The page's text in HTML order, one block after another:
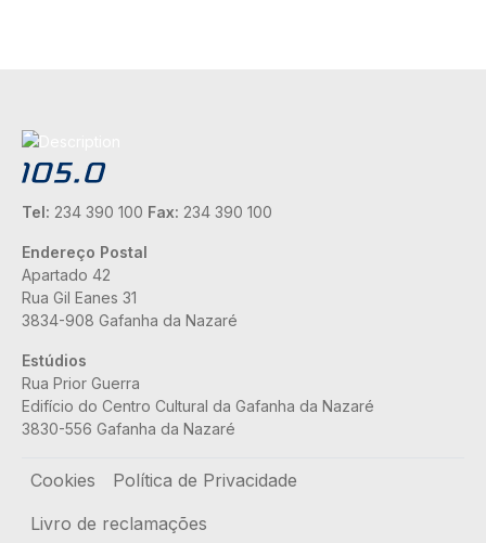
Tel: 234 390 100 Fax: 234 390 100
Endereço Postal
Apartado 42
Rua Gil Eanes 31
3834-908 Gafanha da Nazaré
Estúdios
Rua Prior Guerra
Edifício do Centro Cultural da Gafanha da Nazaré
3830-556 Gafanha da Nazaré
Rodapé
Cookies
Política de Privacidade
Livro de reclamações